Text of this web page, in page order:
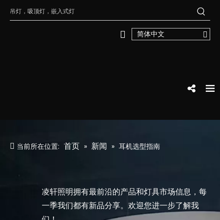
简体中文
当前所在位置: 首页 » 新闻 » 耳机选型指南
凌轩照明拥有最前沿的产品和灯具市场信息，每
一季我们都有新品分享。欢迎您进一步了解我